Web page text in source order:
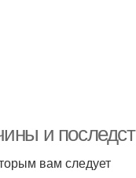
и
вам следует